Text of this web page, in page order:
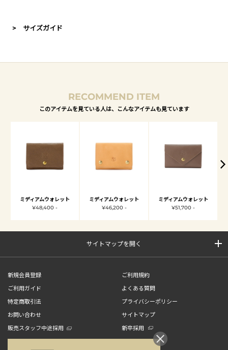
> サイズガイド
RECOMMEND ITEM
このアイテムを見ている人は、こんなアイテムも見ています
ミディアムウォレット
¥48,400 -
ミディアムウォレット
¥46,200 -
ミディアムウォレット
¥51,700 -
サイトマップを開く
新規会員登録
ご利用規約
ご利用ガイド
よくある質問
特定商取引法
プライバシーポリシー
お問い合わせ
サイトマップ
販売スタッフ中途採用
新卒採用